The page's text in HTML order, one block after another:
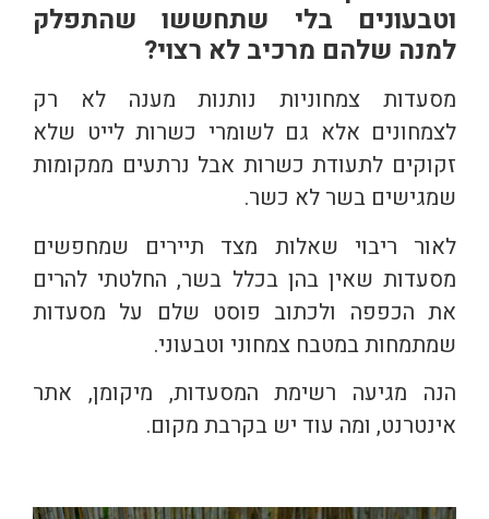
וטבעונים בלי שתחששו שהתפלק
למנה שלהם מרכיב לא רצוי?
מסעדות צמחוניות נותנות מענה לא רק
לצמחונים אלא גם לשומרי כשרות לייט שלא
זקוקים לתעודת כשרות אבל נרתעים ממקומות
שמגישים בשר לא כשר.
לאור ריבוי שאלות מצד תיירים שמחפשים
מסעדות שאין בהן בכלל בשר, החלטתי להרים
את הכפפה ולכתוב פוסט שלם על מסעדות
שמתמחות במטבח צמחוני וטבעוני.
הנה מגיעה רשימת המסעדות, מיקומן, אתר
אינטרנט, ומה עוד יש בקרבת מקום.